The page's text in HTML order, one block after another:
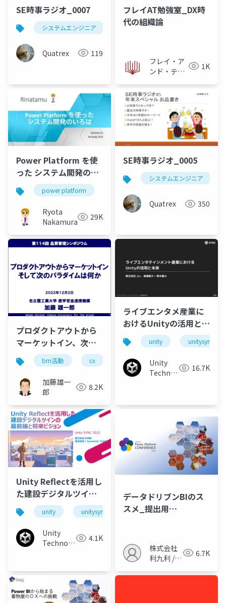
SE時事ラジオ_0007
システムエンジニア 時事 リスキリング
Quatrex 119
フレイAT勉強室_DX時
代の組織論
フレイ・ア
ンド・テク
株式会社
1K
Power Platform を使
った システム開発のい
ろは
power platform
Ryota
Nakamura
29K
SE時事ラジオ_0005
システムエンジニア
Quatrex 350
プロダクトアウトから
マーケットイン、次の
パラダイムは何か
bm活動 cx dx ux
加藤雄一
郎
8.2K
ライブエンタメ産業に
おけるUnityの活用と未
来
unity unitysync
Unity
Technologies16.7K
Unity Reflectを活用し
た建設デジタルツイン
の最前線と将来ビジョ
ン
unity unitysync
Unity
Technologies 4.1K
データドリブンBIのス
スメ_提出用
株式会社
利九利 /
エス・プ
6.7K